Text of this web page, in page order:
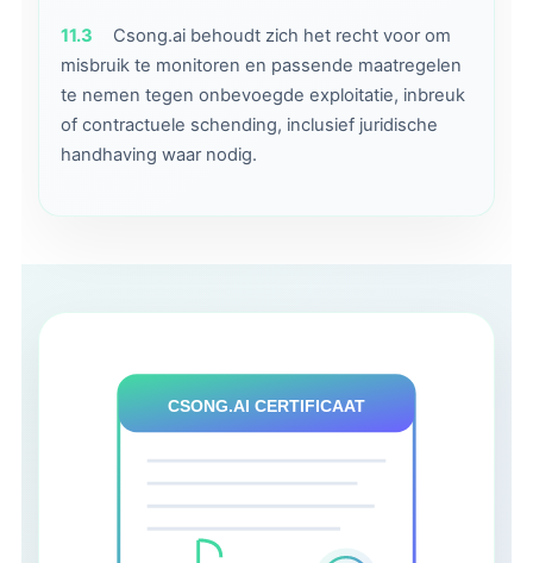
11.3
Csong.ai behoudt zich het recht voor om
misbruik te monitoren en passende maatregelen
te nemen tegen onbevoegde exploitatie, inbreuk
of contractuele schending, inclusief juridische
handhaving waar nodig.
CSONG.AI CERTIFICAAT